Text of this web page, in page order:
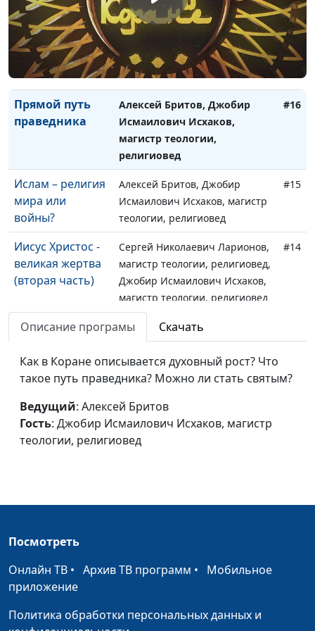
Коране
теологии, религиовед
Сходства
Библии и
Корана
Алексей Бритов, Джобир
Исмаилович Исхаков, магистр
теологии, религиовед
#17
Прямой путь
праведника
Алексей Бритов, Джобир
Исмаилович Исхаков,
магистр теологии,
религиовед
#16
Ислам – религия
мира или
войны?
Алексей Бритов, Джобир
Исмаилович Исхаков, магистр
теологии, религиовед
#15
Иисус Христос -
великая жертва
(вторая часть)
Сергей Николаевич Ларионов,
магистр теологии, религиовед,
Джобир Исмаилович Исхаков,
магистр теологии, религиовед
#14
Иисус Христос -
(первая часть)
Сергей Николаевич Ларионов,
магистр теологии, религиовед,
Джобир Исмаилович Исхаков,
магистр теологии, религиовед
День покоя в
Коране и в
Библии
Сергей Николаевич Ларионов,
магистр теологии, религиовед,
Джобир Исмаилович Исхаков,
Писание и день
магистр теологии, религиовед,
Пять столпов
ислама
Сергей Николаевич Ларионов,
магистр теологии, религиовед
Описание програмы Скачать
Как в Коране описывается духовный рост? Что
такое путь праведника? Можно ли стать святым?
Ведущий: Алексей Бритов
Гость: Джобир Исмаилович Исхаков, магистр
теологии, религиовед
Посмотреть
Онлайн ТВ • Архив ТВ программ • Мобильное
приложение
Политика обработки персональных данных и